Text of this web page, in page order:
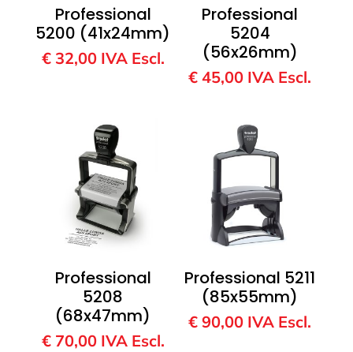
Professional
5200 (41x24mm)
€32,00 IVA Escl.
Professional
5204
(56x26mm)
€ 45,00 IVA Escl.
Professional
5208
(68x47mm)
€70,00 IVA Escl.
Professional 5211
(85x55mm)
€ 90,00 IVA Escl.